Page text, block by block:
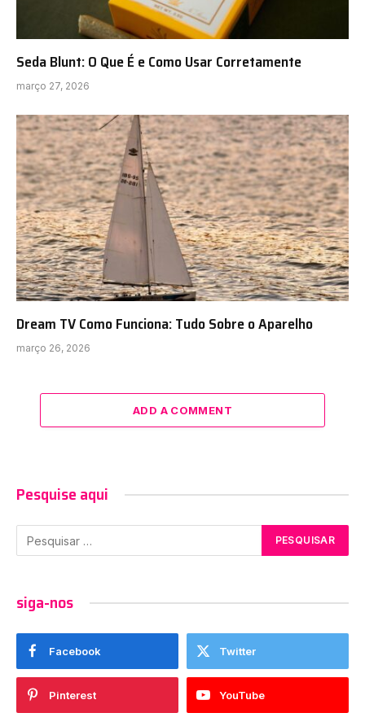
Seda Blunt: O Que É e Como Usar Corretamente
março 27, 2026
Dream TV Como Funciona: Tudo Sobre o Aparelho
março 26, 2026
ADD A COMMENT
Pesquise aqui
siga-nos
Facebook Twitter
Pinterest YouTube